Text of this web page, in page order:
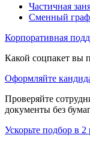
Частичная
Сменный
Корпоративная
Какой соцпакет вы
Оформляйте
Проверяйте
документы без
Ускорьте подбор в 2